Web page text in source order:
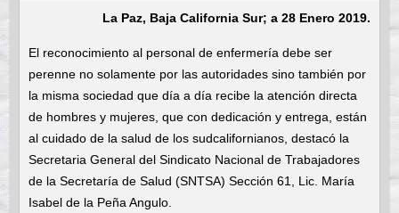
La Paz, Baja California Sur; a 28 Enero 2019.
El reconocimiento al personal de enfermería debe ser
perenne no solamente por las autoridades sino también por
la misma sociedad que día a día recibe la atención directa
de hombres y mujeres, que con dedicación y entrega, están
al cuidado de la salud de los sudcalifornianos, destacó la
Secretaria General del Sindicato Nacional de Trabajadores
de la Secretaría de Salud (SNTSA) Sección 61, Lic. María
Isabel de la Peña Angulo.